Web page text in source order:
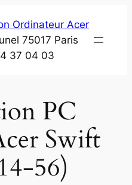
Ordinateur Acer
75017 Paris
37 04 03
PC
Swift
56)